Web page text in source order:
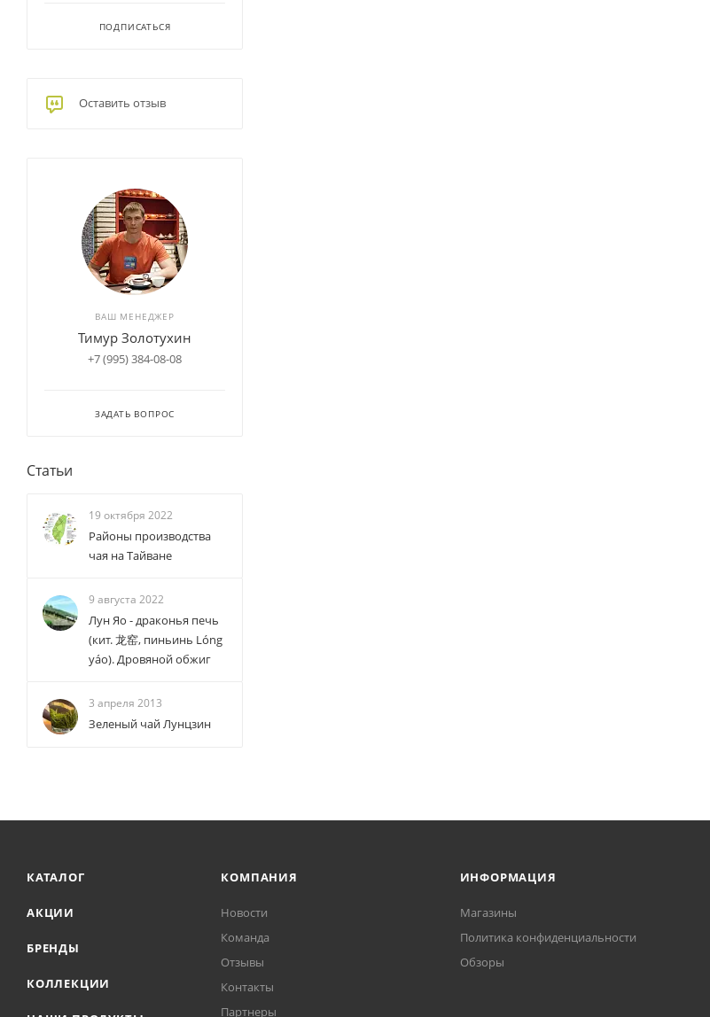
ПОДПИСАТЬСЯ
Оставить отзыв
ВАШ МЕНЕДЖЕР
Тимур Золотухин
+7 (995) 384-08-08
ЗАДАТЬ ВОПРОС
Статьи
19 октября 2022
Районы производства
чая на Тайване
9 августа 2022
Лун Яо - драконья печь
(кит. 龙窑, пиньинь Lóng
yáo). Дровяной обжиг
3 апреля 2013
Зеленый чай Лунцзин
КАТАЛОГ
АКЦИИ
БРЕНДЫ
КОЛЛЕКЦИИ
КОМПАНИЯ
Новости
Команда
Отзывы
Контакты
Партнеры
ИНФОРМАЦИЯ
Магазины
Политика конфиденциальности
Обзоры